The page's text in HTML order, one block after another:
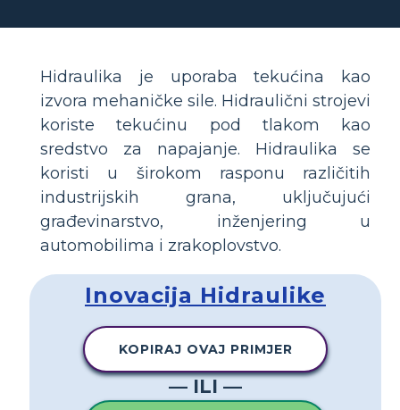
Hidraulika je uporaba tekućina kao
izvora mehaničke sile. Hidraulični strojevi
koriste tekućinu pod tlakom kao
sredstvo za napajanje. Hidraulika se
koristi u širokom rasponu različitih
industrijskih grana, uključujući
građevinarstvo, inženjering u
automobilima i zrakoplovstvo.
Inovacija Hidraulike
KOPIRAJ OVAJ PRIMJER
— ILI —